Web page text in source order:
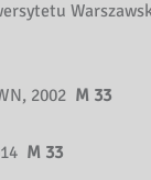
2002 M 33
M 33